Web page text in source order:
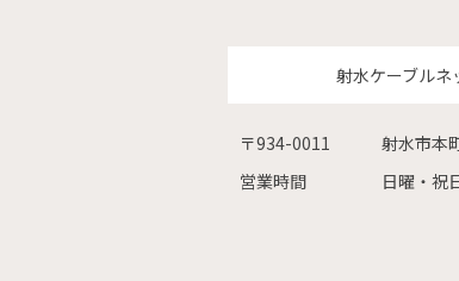
射水ケーブルネ
〒934-0011
射水市本
営業時間
日曜・祝